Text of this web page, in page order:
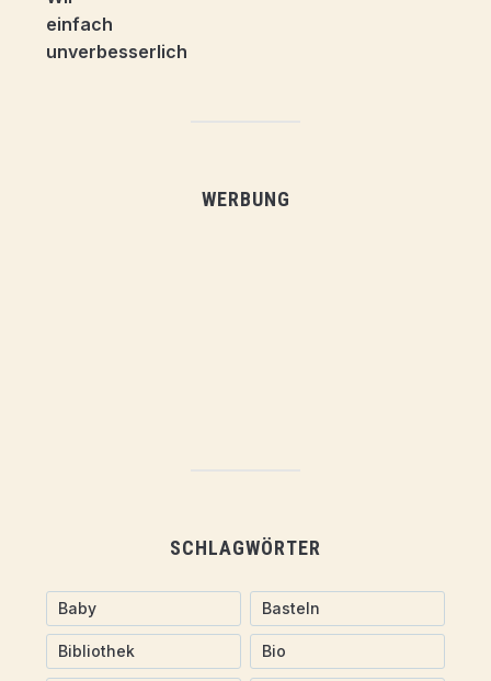
WERBUNG
SCHLAGWÖRTER
Baby Basteln
Bibliothek Bio